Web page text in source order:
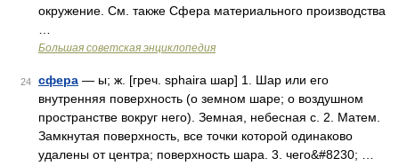
окружение. См. также Сфера материального производства
Большая советская энциклопедия
24 сфера — ы; ж. [греч. sphaira шар] 1. Шар или его
внутренняя поверхность (о земном шаре; о воздушном
пространстве вокруг него). Земная, небесная с. 2. Матем.
Замкнутая поверхность, все точки которой одинаково
удалены от центра; поверхность шара. 3. чего&#8230; …